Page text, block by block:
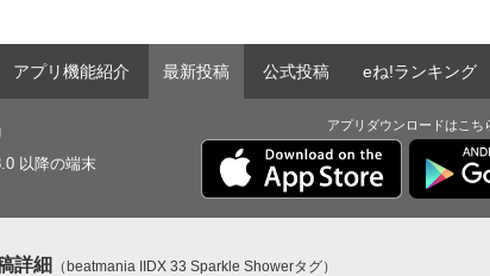
アプリ機能紹介 最新投稿 公式投稿 eね!ランキング
以降の端末
アプリダウンロードはこち
詳細 （beatmania IIDX 33 Sparkle Showerタグ）